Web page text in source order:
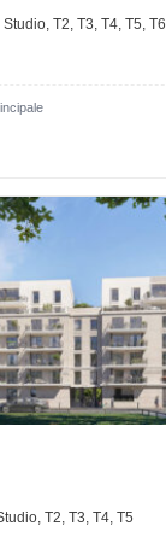
T2, T3, T4, T5, T6
T2, T3, T4, T5